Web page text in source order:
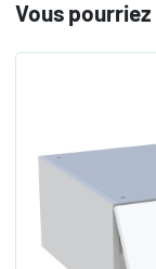
Vous